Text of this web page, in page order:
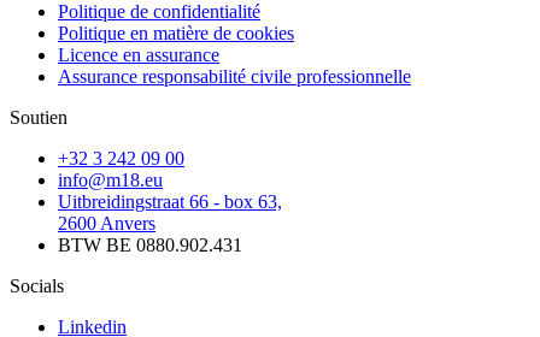
Politique de confidentialité
Politique en matière de cookies
Licence en assurance
Assurance responsabilité civile professionnelle
Soutien
+32 3 242 09 00
info@m18.eu
Uitbreidingstraat 66 - box 63,
2600 Anvers
BTW BE 0880.902.431
Socials
Linkedin